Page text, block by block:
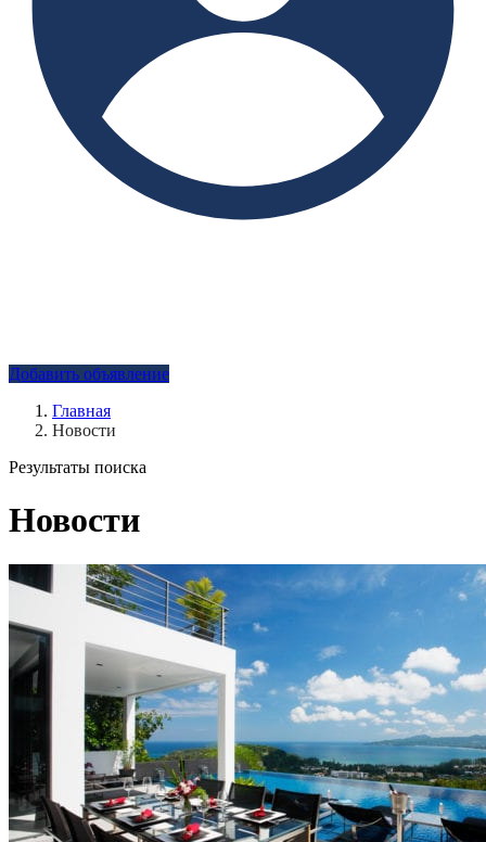
Добавить объявление
Главная
Новости
Результаты поиска
Новости